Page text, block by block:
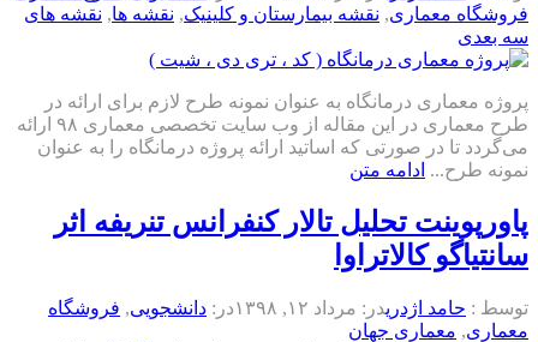
فروشگاه معماری, نقشه بیمارستان و کلینیک, نقشه ها, نقشه های
سه بعدی
پروژه معماری درمانگاه به عنوان نمونه طرح لازم برای ارائه در
طرح معماری در این مقاله از وب سایت تخصصی معماری ۹۸ ارائه
می‌گردد تا در صورتی که اساتید ارائه پروژه درمانگاه را به عنوان
نمونه طرح... ادامه متن
پاورپوینت تحلیل تالار کنفرانس تنریفه اثر
سانتیاگو کالاتراوا
توسط : حامد اژدریدر: مرداد ۱۲, ۱۳۹۸ در: دانشجویی, فروشگاه
معماری, معماری جهان